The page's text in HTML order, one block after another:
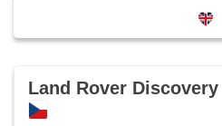
Heckscheibenwischer, Getönte
Längssitzvorschub,
zadní sedadla, třetí řada sedadel
Land Rover Discovery